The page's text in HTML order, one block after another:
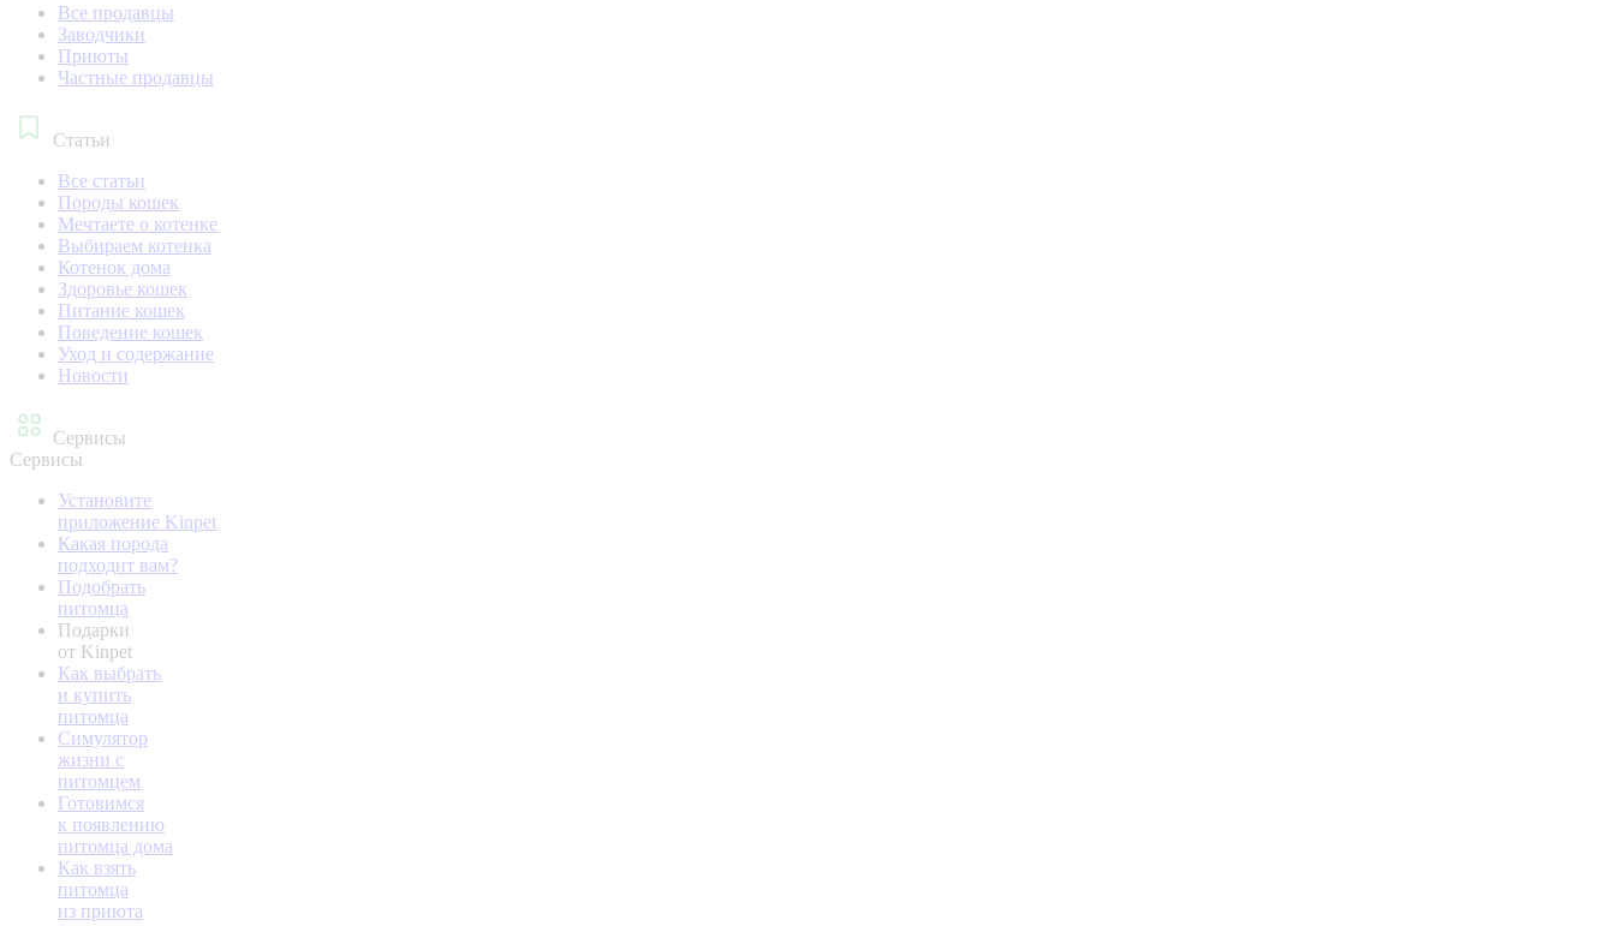
Все продавцы
Заводчики
Приюты
Частные продавцы
Статьи
Все статьи
Породы кошек
Мечтаете о котенке
Выбираем котенка
Котенок дома
Здоровье кошек
Питание кошек
Поведение кошек
Уход и содержание
Новости
Сервисы
Сервисы
Установите
приложение Kinpet
Какая порода
подходит вам?
Подобрать
питомца
Подарки
от Kinpet
Как выбрать
и купить
питомца
Симулятор
жизни с
питомцем
Готовимся
к появлению
питомца дома
Как взять
питомца
из приюта